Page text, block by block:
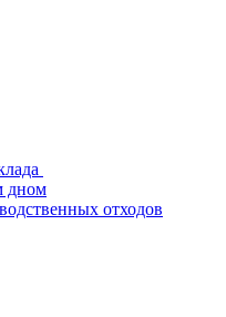
дном
отходов